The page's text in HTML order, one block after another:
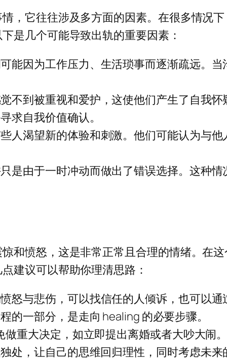
，它往往涉及多方面的因素。在很多情况
是几个可能导致出轨的重要因素：
能因为工作压力、生活琐事而逐渐疏远。
不到被重视和爱护，这使他们产生了自我
求自我价值确认。
人渴望新的体验和刺激。他们可能认为与
是由于一时冲动而做出了错误选择。这种
和愤怒，这是非常正常且合理的情绪。在
建议可以帮助你理清思路：
怒与悲伤，可以找信任的人倾诉，也可以
的一部分，是走向 healing 的必要步骤。
做重大决定，如立即提出离婚或者大吵大闹
处，让自己的思维回归理性，同时考虑未来